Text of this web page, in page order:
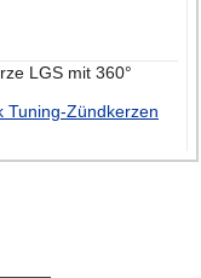
LGS mit 360°
Tuning-Zündkerzen